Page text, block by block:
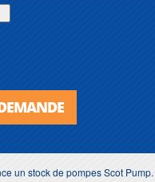
un stock de pompes Scot Pump.